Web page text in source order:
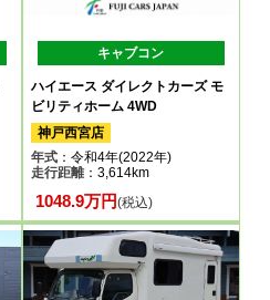
キャブコン
ハイエース ダイレクトカーズ モ
ビリティホーム 4WD
神戸西宮店
年式：令和4年(2022年)
走行距離：3,614km
1048.9万円(税込)